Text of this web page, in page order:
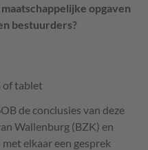
opgaven
bestuurders?
of tablet
de conclusies van deze
Wallenburg (BZK) en
met elkaar een gesprek